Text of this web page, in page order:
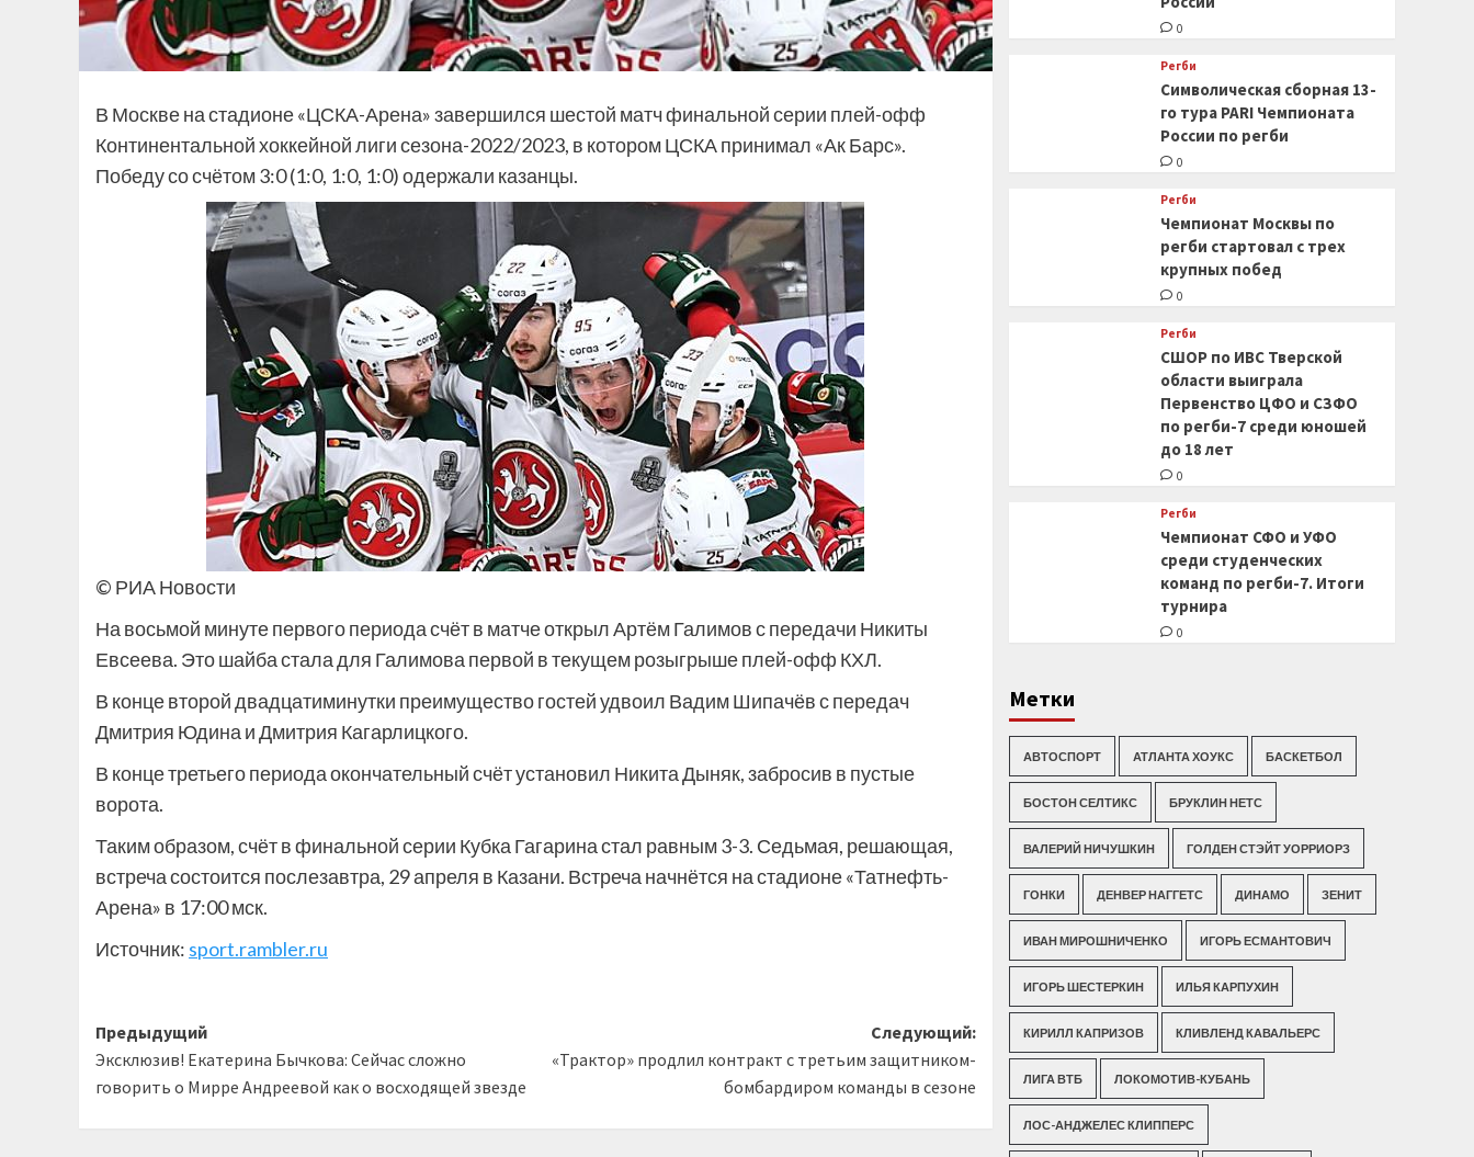
В Москве на стадионе «ЦСКА-Арена» завершился шестой матч финальной серии плей-офф
Континентальной хоккейной лиги сезона-2022/2023, в котором ЦСКА принимал «Ак Барс».
Победу со счётом 3:0 (1:0, 1:0, 1:0) одержали казанцы.
© РИА Новости
На восьмой минуте первого периода счёт в матче открыл Артём Галимов с передачи Никиты
Евсеева. Это шайба стала для Галимова первой в текущем розыгрыше плей-офф КХЛ.
В конце второй двадцатиминутки преимущество гостей удвоил Вадим Шипачёв с передач
Дмитрия Юдина и Дмитрия Кагарлицкого.
В конце третьего периода окончательный счёт установил Никита Дыняк, забросив в пустые
ворота.
Таким образом, счёт в финальной серии Кубка Гагарина стал равным 3-3. Седьмая, решающая,
встреча состоится послезавтра, 29 апреля в Казани. Встреча начнётся на стадионе «Татнефть-
Арена» в 17:00 мск.
Источник: sport.rambler.ru
Навигация
записи
Предыдущий
Эксклюзив! Екатерина Бычкова: Сейчас сложно
говорить о Мирре Андреевой как о восходящей звезде
Следующий:
«Трактор» продлил контракт с третьим защитником-
бомбардиром команды в сезоне
0
Регби
Символическая сборная 13-
го тура PARI Чемпионата
России по регби
0
Регби
Чемпионат Москвы по
регби стартовал с трех
крупных побед
0
Регби
СШОР по ИВС Тверской
области выиграла
Первенство ЦФО и СЗФО
по регби-7 среди юношей
до 18 лет
0
Регби
Чемпионат СФО и УФО
среди студенческих
команд по регби-7. Итоги
турнира
0
Метки
АВТОСПОРТ АТЛАНТА ХОУКС БАСКЕТБОЛ
БОСТОН СЕЛТИКС БРУКЛИН НЕТС
ВАЛЕРИЙ НИЧУШКИН ГОЛДЕН СТЭЙТ УОРРИОРЗ
ГОНКИ ДЕНВЕР НАГГЕТС ДИНАМО ЗЕНИТ
ИВАН МИРОШНИЧЕНКО ИГОРЬ ЕСМАНТОВИЧ
ИГОРЬ ШЕСТЕРКИН ИЛЬЯ КАРПУХИН
КИРИЛЛ КАПРИЗОВ КЛИВЛЕНД КАВАЛЬЕРС
ЛИГА ВТБ ЛОКОМОТИВ-КУБАНЬ
ЛОС-АНДЖЕЛЕС КЛИППЕРС